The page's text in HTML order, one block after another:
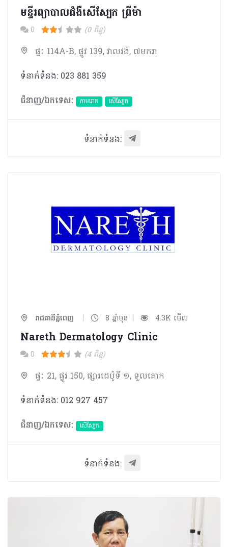
មន្ទីរព្យាបាលជំងឺសេីស្បែក ព្រីម៉ា
0 (0 ពិន្ទុ)
ផ្ទះ 114A-B, ផ្លូវ 139, វាលវង់, ៧មករា
ទំនាក់ទំនង: 023 881 359
ជំនាញ/ឯកទេស:
កាមរោគ សើស្បែក
ទំនាក់ទំនង:
រាជធានីភ្នំពេញ | 8 ឆ្នាំមុន | 4.3K មើល
Nareth Dermatology Clinic
0 (4 ពិន្ទុ)
ផ្ទះ 21, ផ្លូវ 150, ផ្សារដេប៉ូទី ១, ទួលគោក
ទំនាក់ទំនង: 012 927 457
ជំនាញ/ឯកទេស:
សើស្បែក
ទំនាក់ទំនង: